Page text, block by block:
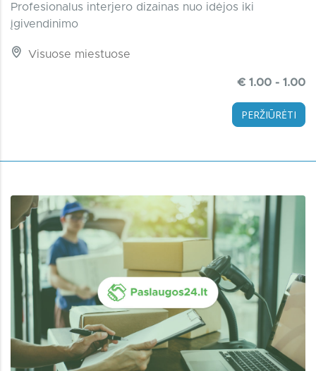
Profesionalus interjero dizainas nuo idėjos iki
įgivendinimo
Visuose miestuose
€ 1.00 - 1.00
PERŽIŪRĖTI